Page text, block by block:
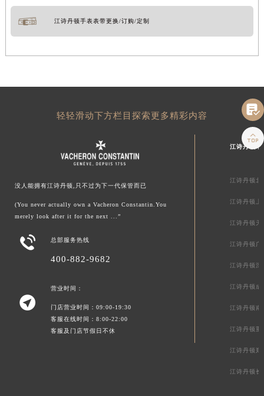
江诗丹顿手表表带更换/订购/定制
轻轻滑动下方栏目探索更多精彩内容
没人能拥有江诗丹顿,只不过为下一代保管而已
(You never actually own a Vacheron Constantin.You
merely look after it for the next ...”
 总部服务热线
400-882-9682

营业时间：
门店营业时间：09:00-19:30
客服在线时间：8:00-22:00
客服及门店节假日不休
江诗丹顿中
江诗丹顿北
江诗丹顿上
江诗丹顿天
江诗丹顿广
江诗丹顿深
江诗丹顿成
江诗丹顿南
江诗丹顿重
江诗丹顿郑
江诗丹顿长

